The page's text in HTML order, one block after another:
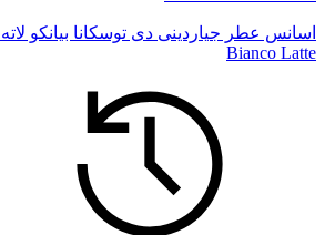
Bianco Latte